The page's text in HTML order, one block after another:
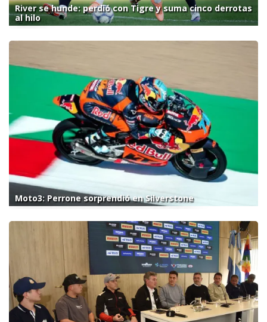
River se hunde: perdió con Tigre y suma cinco derrotas
al hilo
Moto3: Perrone sorprendió en Silverstone